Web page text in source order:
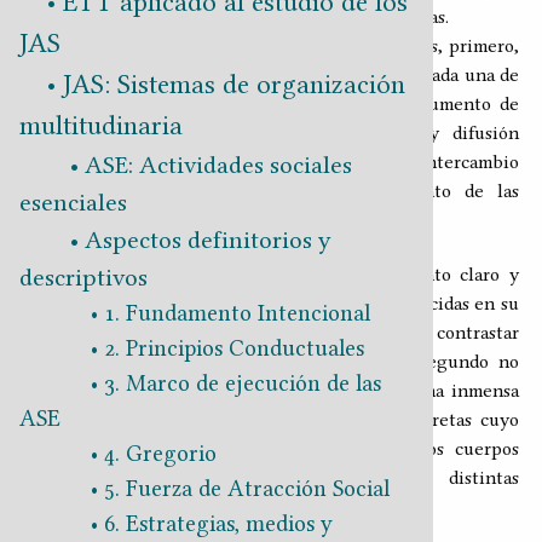
JAS
JAS: Sistemas de organización
multitudinaria
ASE: Actividades sociales
esenciales
Aspectos definitorios y
descriptivos
1. Fundamento Intencional
2. Principios Conductuales
3. Marco de ejecución de las
ASE
4. Gregorio
5. Fuerza de Atracción Social
6. Estrategias, medios y
nadie tendría sentido el procurar ocultarlos de ellas.
La transparencia operativa se realiza a dos niveles, primero,
en la publicación y difusión universal de todas y cada una de
las reglas y premisas que rigen al JAS ―su documento de
especificación―, segundo, en la publicación y difusión
universal del resultados de las operaciones de intercambio
en que se demuestra el efectivo cumplimiento de las
Simplicidad relativa
El JAS Yɛlɛma se realiza a partir de un conjunto claro y
reglas de juego
perfectamente establecidas en su
documento de especificación, esto le hace contrastar
enormemente con el JAS Estado, pues en el segundo no
existe un cuerpo normativo específico pero sí una inmensa
cantidad de normas tácitas, ocultas y poco concretas cuyo
cumplimiento se promueve a través de gruesos cuerpos
legislativos con notorias variaciones entre distintas
instancias.
Modalidad de adhesión